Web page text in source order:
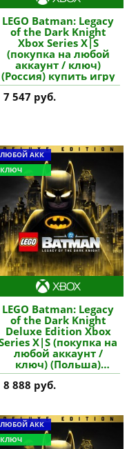
LEGO Batman: Legacy
of the Dark Knight
Xbox Series X|S
(покупка на любой
аккаунт / ключ)
(Россия) купить игру
7 547 руб.
ЛЮБОЙ АКК
КЛЮЧ
LEGO Batman: Legacy
of the Dark Knight
Deluxe Edition Xbox
X|S (покупка на
любой аккаунт /
ключ) (Польша)
купить игру
8 888 руб.
ЛЮБОЙ АКК
КЛЮЧ